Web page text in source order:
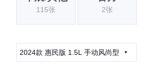
115张 2张
2024款 惠民版 1.5L 手动风尚型